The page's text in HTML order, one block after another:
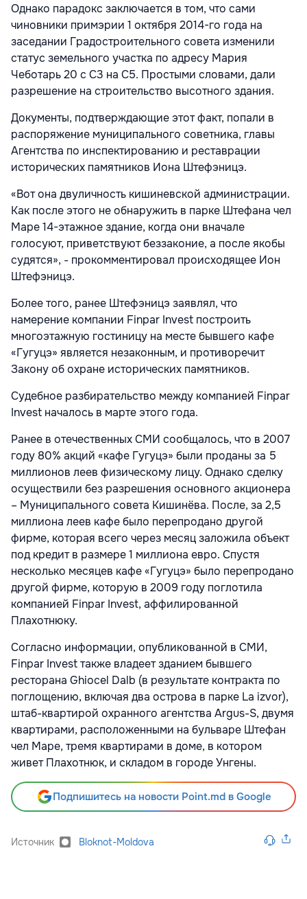
Однако парадокс заключается в том, что сами
чиновники примэрии 1 октября 2014-го года на
заседании Градостроительного совета изменили
статус земельного участка по адресу Мария
Чеботарь 20 с С3 на С5. Простыми словами, дали
разрешение на строительство высотного здания.
Документы, подтверждающие этот факт, попали в
распоряжение муниципального советника, главы
Агентства по инспектированию и реставрации
исторических памятников Иона Штефэницэ.
«Вот она двуличность кишиневской администрации.
Как после этого не обнаружить в парке Штефана чел
Маре 14-этажное здание, когда они вначале
голосуют, приветствуют беззаконие, а после якобы
судятся», - прокомментировал происходящее Ион
Штефэницэ.
Более того, ранее Штефэницэ заявлял, что
намерение компании Finpar Invest построить
многоэтажную гостиницу на месте бывшего кафе
«Гугуцэ» является незаконным, и противоречит
Закону об охране исторических памятников.
Судебное разбирательство между компанией Finpar
Invest началось в марте этого года.
Ранее в отечественных СМИ сообщалось, что в 2007
году 80% акций «кафе Гугуцэ» были проданы за 5
миллионов леев физическому лицу. Однако сделку
осуществили без разрешения основного акционера
– Муниципального совета Кишинёва. После, за 2,5
миллиона леев кафе было перепродано другой
фирме, которая всего через месяц заложила объект
под кредит в размере 1 миллиона евро. Спустя
несколько месяцев кафе «Гугуцэ» было перепродано
другой фирме, которую в 2009 году поглотила
компанией Finpar Invest, аффилированной
Плахотнюку.
Согласно информации, опубликованной в СМИ,
Finpar Invest также владеет зданием бывшего
ресторана Ghiocel Dalb (в результате контракта по
поглощению, включая два острова в парке La izvor),
штаб-квартирой охранного агентства Argus-S, двумя
квартирами, расположенными на бульваре Штефан
чел Маре, тремя квартирами в доме, в котором
живет Плахотнюк, и складом в городе Унгены.
Подпишитесь на новости Point.md в Google
Источник Bloknot-Moldova